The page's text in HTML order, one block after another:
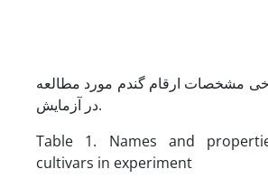
و برخی مشخصات ارقام گندم مورد مطالعه
در آزمایش.
Table 1. Names and
cultivars in experiment